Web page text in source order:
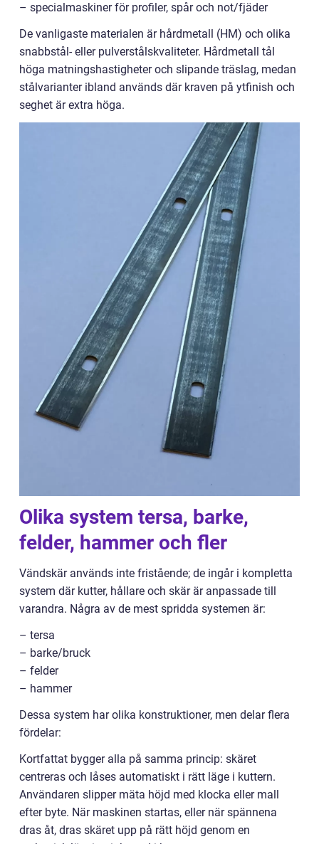
– specialmaskiner för profiler, spår och not/fjäder
De vanligaste materialen är hårdmetall (HM) och olika
snabbstål- eller pulverstålskvaliteter. Hårdmetall tål
höga matningshastigheter och slipande träslag, medan
stålvarianter ibland används där kraven på ytfinish och
seghet är extra höga.
Olika system tersa, barke,
felder, hammer och fler
Vändskär används inte fristående; de ingår i kompletta
system där kutter, hållare och skär är anpassade till
varandra. Några av de mest spridda systemen är:
– tersa
– barke/bruck
– felder
– hammer
Dessa system har olika konstruktioner, men delar flera
fördelar:
Kortfattat bygger alla på samma princip: skäret
centreras och låses automatiskt i rätt läge i kuttern.
Användaren slipper mäta höjd med klocka eller mall
efter byte. När maskinen startas, eller när spännena
dras åt, dras skäret upp på rätt höjd genom en